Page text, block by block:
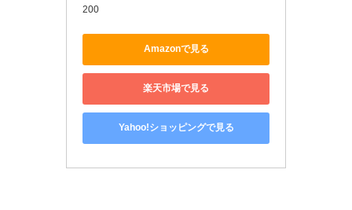
200
Amazonで見る
楽天市場で見る
Yahoo!ショッピングで見る